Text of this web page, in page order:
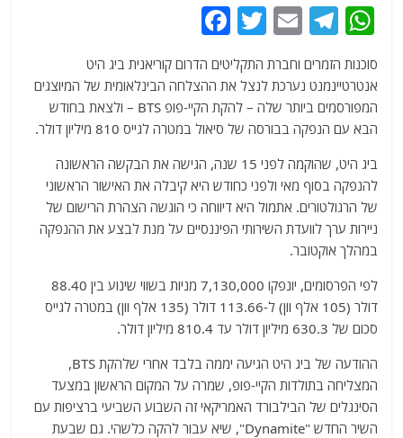
W
at
s
A
p
p
T
e
g
ra
m
E
ai
l
T
w
itt
er
c
e
b
o
o
k
סוכנות הזמרים וחברת התקליטים הדרום קוריאנית ביג היט
אנטרטיינמנט נערכת לנצל את ההצלחה הבינלאומית של המיוצגים
המפורסמים ביותר שלה – להקת הקיי-פופ BTS – ולצאת בחודש
הבא עם הנפקה בבורסה של סיאול במטרה לגייס 810 מיליון דולר.
ביג היט, שהוקמה לפני 15 שנה, הגישה את הבקשה הראשונה
להנפקה בסוף מאי ולפני כחודש היא קיבלה את האישור הראשוני
של הרגולטורים. אתמול היא דיווחה כי הוגשה הצהרת הרישום של
ניירות ערך לוועדת השירותי הפיננסיים על מנת לבצע את ההנפקה
במהלך אוקטובר.
לפי הפרסומים, יונפקו 7,130,000 מניות בשווי שינוע בין 88.40
דולר (105 אלף וון) ל-113.66 דולר (135 אלף וון) במטרה לגייס
סכום של 630.3 מיליון דולר עד 810.4 מיליון דולר.
ההודעה של ביג היט הגיעה יממה בלבד אחרי שלהקת BTS,
המצליחה בתולדות הקיי-פופ, שמרה על המקום הראשון במצעד
הסינגלים של הבילבורד האמריקאי זה השבוע השביעי ברציפות עם
השיר החדש "Dynamite", שיא עבור להקה כלשהי. גם שבעת